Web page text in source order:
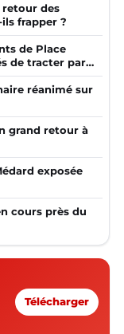
retour des
frapper ?
de Place
de tracter par
réanimé sur
grand retour à
exposée
cours près du
Télécharger